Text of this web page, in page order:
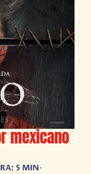
mexicano
5 MIN•